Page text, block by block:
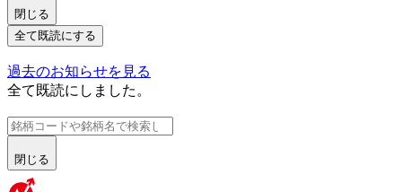
閉じる
全て既読にする
過去のお知らせを見る
全て既読にしました。
閉じる